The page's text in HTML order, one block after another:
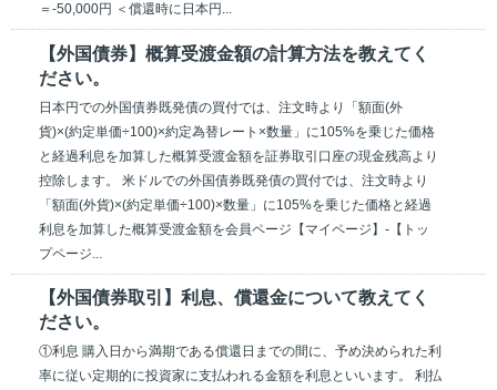
＝-50,000円 ＜償還時に日本円...
【外国債券】概算受渡金額の計算方法を教えてく
ださい。
日本円での外国債券既発債の買付では、注文時より「額面(外
貨)×(約定単価÷100)×約定為替レート×数量」に105%を乗じた価格
と経過利息を加算した概算受渡金額を証券取引口座の現金残高より
控除します。 米ドルでの外国債券既発債の買付では、注文時より
「額面(外貨)×(約定単価÷100)×数量」に105%を乗じた価格と経過
利息を加算した概算受渡金額を会員ページ【マイページ】-【トッ
プページ...
【外国債券取引】利息、償還金について教えてく
ださい。
①利息 購入日から満期である償還日までの間に、予め決められた利
率に従い定期的に投資家に支払われる金額を利息といいます。 利払